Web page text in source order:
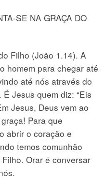
SE NA GRAÇA DO
Filho (João 1.14). A
homem para chegar até
até nós através do
Jesus quem diz: “Eis
Jesus, Deus vem ao
Para que
abrir o coração e
temos comunhão
Orar é conversar